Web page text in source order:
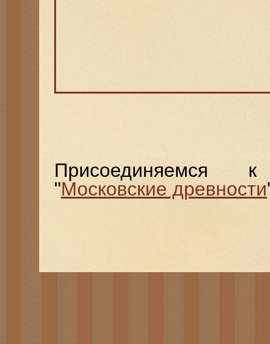
Присоединяемся
"Московские древности